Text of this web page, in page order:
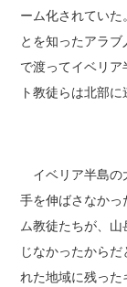
ーム化されてい
とを知ったアラ
で渡ってイベリ
ト教徒らは北部
イベリア半島の
手を伸ばさなか
ム教徒たちが、
じなかったから
れた地域に残っ